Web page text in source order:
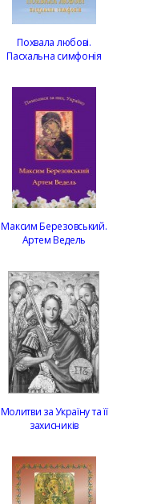
Похвала любові.
Пасхальна симфонія
Максим Березовський.
Артем Ведель
Молитви за Україну та її
захисників